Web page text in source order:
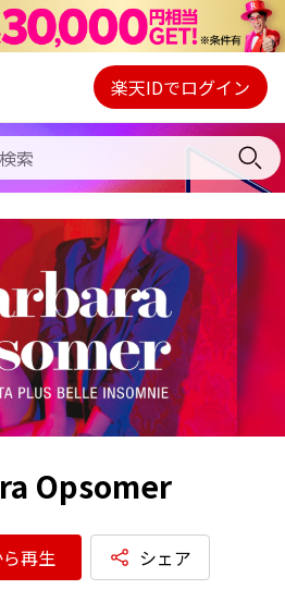
Webプレイヤー
ご契約内容の確認・変更
楽天IDでログイン
Opsomer
再生 シェア